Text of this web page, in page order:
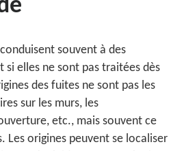
souvent à des
elles ne sont pas traitées dès
des fuites ne sont pas les
sur les murs, les
etc., mais souvent ce
Les origines peuvent se localiser